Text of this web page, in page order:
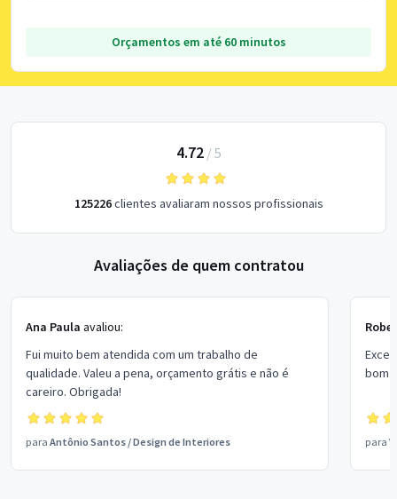
Orçamentos em até 60 minutos
4.72/ 5
125226clientes avaliaram nossos profissionais
Avaliações de quem contratou
Ana Paula avaliou:
Fui muito bem atendida com um trabalho de
qualidade. Valeu a pena, orçamento grátis e não é
careiro. Obrigada!
para Antônio Santos /Design de Interiores
bom
para